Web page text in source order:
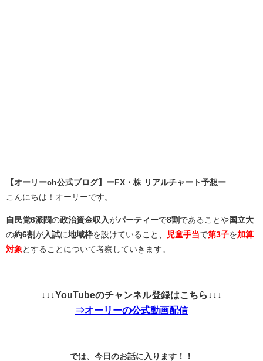
【オーリーch公式ブログ】ーFX・株 リアルチャート予想ー
こんにちは！オーリーです。
自民党6派閥の政治資金収入がパーティーで8割 であることや国立大
の約6割が 入試に地域枠を設けていること、 児童手当で第3子を加算
対象 とすることについて考察していきます。
↓↓↓YouTubeのチャンネル登録はこちら↓↓↓
⇒オーリーの公式動画配信
では、今日のお話に入ります！！